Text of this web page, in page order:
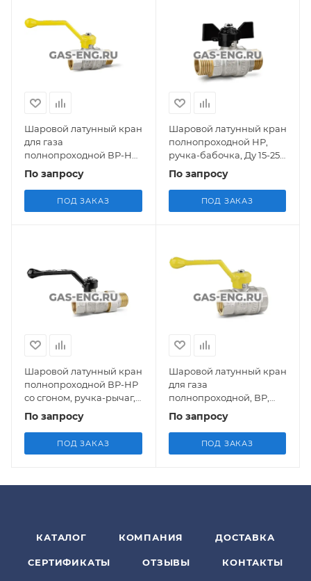
Шаровой латунный кран
для газа
полнопроходной ВР-НР,
ручка-рычаг, Ду 15-50, Ру
25-40, LD Pride
По запросу
ПОД ЗАКАЗ
Шаровой латунный кран
полнопроходной НР,
ручка-бабочка, Ду 15-25,
Ру 40, LD Pride
По запросу
ПОД ЗАКАЗ
Шаровой латунный кран
полнопроходной ВР-НР
со сгоном, ручка-рычаг,
Ду 15-32, Ру 40, LD Pride
По запросу
ПОД ЗАКАЗ
Шаровой латунный кран
для газа
полнопроходной, ВР,
ручка-рычаг, Ду 15-50, Ру
40, LD Pride
По запросу
ПОД ЗАКАЗ
КАТАЛОГ КОМПАНИЯ ДОСТАВКА
СЕРТИФИКАТЫ ОТЗЫВЫ КОНТАКТЫ